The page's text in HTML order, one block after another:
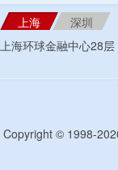
上海
深圳
上海环球金融中心28层
Copyright © 1998-